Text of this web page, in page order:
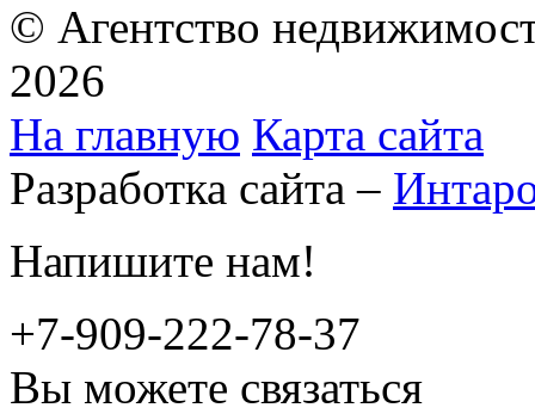
© Агентство
2026
На главную Карта сайта
Разработка сайта –
Напишите нам!
+7-909-222-78-37
Вы можете связаться